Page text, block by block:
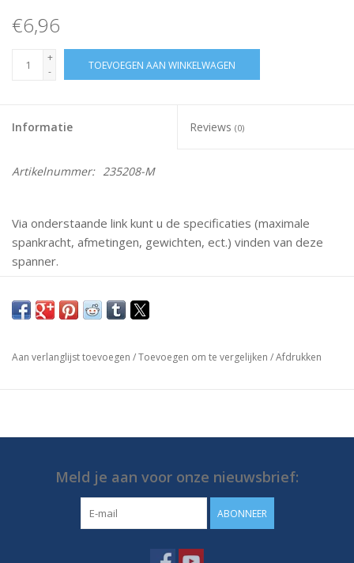
€6,96
+
-
TOEVOEGEN AAN WINKELWAGEN
Informatie Reviews (0)
Artikelnummer: 235208-M
Via onderstaande link kunt u de specificaties (maximale
spankracht, afmetingen, gewichten, ect.) vinden van deze
spanner.
Mochten er vragen zijn neem dan gerust contact met ons
op.
https://media.destaco.com/assetbank-
Aan verlanglijst toevoegen /Toevoegen om te vergelijken /Afdrukken
Meld je aan voor onze nieuwsbrief:
ABONNEER